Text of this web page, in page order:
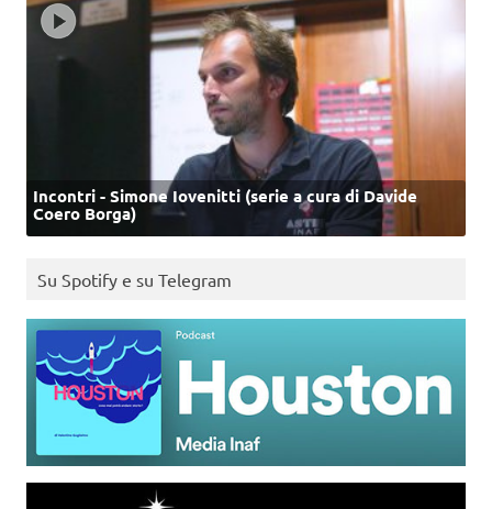
Incontri - Simone Iovenitti (serie a cura di Davide
Coero Borga)
Su Spotify e su Telegram